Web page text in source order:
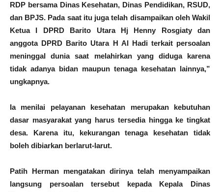
RDP bersama Dinas Kesehatan, Dinas Pendidikan, RSUD,
dan BPJS. Pada saat itu juga telah disampaikan oleh Wakil
Ketua I DPRD Barito Utara Hj Henny Rosgiaty dan
anggota DPRD Barito Utara H Al Hadi terkait persoalan
meninggal dunia saat melahirkan yang diduga karena
tidak adanya bidan maupun tenaga kesehatan lainnya,”
ungkapnya.
Ia menilai pelayanan kesehatan merupakan kebutuhan
dasar masyarakat yang harus tersedia hingga ke tingkat
desa. Karena itu, kekurangan tenaga kesehatan tidak
boleh dibiarkan berlarut-larut.
Patih Herman mengatakan dirinya telah menyampaikan
langsung persoalan tersebut kepada Kepala Dinas